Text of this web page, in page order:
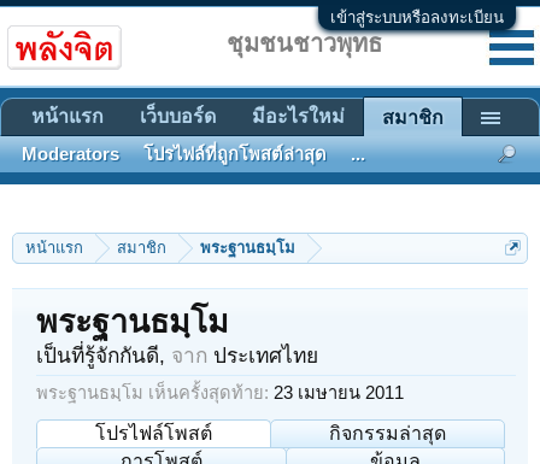
เข้าสู่ระบบหรือลงทะเบียน
หน้าแรก สมาชิก พระฐานธมฺโม
พระฐานธมฺโม
เป็นที่รู้จักกันดี, จาก ประเทศไทย
พระฐานธมฺโม เห็นครั้งสุดท้าย: 23 เมษายน 2011
โปรไฟล์โพสต์
กิจกรรมล่าสุด
ชุมชนชาวพุทธ
หน้าแรก เว็บบอร์ด มีอะไรใหม่ สมาชิก
Moderators โปรไฟล์ที่ถูกโพสต์ล่าสุด ...